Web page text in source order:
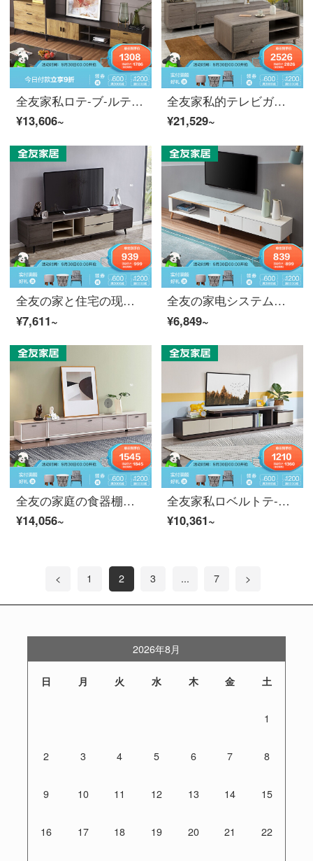
全友家私ロテ-ブ-ルテ-レンセット简约工业风客間リザーバの食器棚式家具スチールガラスダイニングベッドルームサイドキャビネット125907 125907-1
¥13,606~
全友家私的テレビガネットセット新中華ステイル多機能ストア客間の戸棚家具简约小戸型客間テーブル122117 Bロクテテテ-ル+テレビネットネット
¥21,529~
全友の家と住宅の现代简约ロベルトデザインは北欧120798-2項のテレビネットの部屋型の座敷の食器棚式の家具をダブルカラーでつなぎ合わせて設計します。
¥7,611~
全友の家电システムシステムシステムの组み合わせは、ガラスのテーブルの隣のテーブルの小さな家型応接间の食器棚の家具が伸縮性があります。
¥6,849~
全友の家庭の食器棚式テレビャビュ-ネットコンボ鋼化ガラス台のテーブルの客間收納tansモジュール化複合キャビネット120766。
¥14,056~
全友家私ロベルトテ-ブテルテルテルビクターグループ半開放式客間収納棚北欧小戸型家具120799。
¥10,361~
< 1 2 3 ... 7 >
2026年8月
日 月 火 水 木 金 土
1
2 3 4 5 6 7 8
9 10 11 12 13 14 15
16 17 18 19 20 21 22